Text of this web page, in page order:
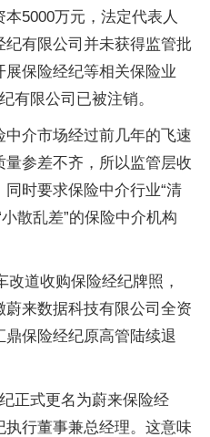
5000万元，法定代表人
有限公司并未获得监管批
保险经纪等相关保险业
有限公司已被注销。
介市场经过前几年的飞速
参差不齐，所以监管层收
时要求保险中介行业“清
散乱差”的保险中介机构
改道收购保险经纪牌照，
来数据科技有限公司全资
保险经纪原高管陆续退
正式更名为蔚来保险经
行董事兼总经理。这意味